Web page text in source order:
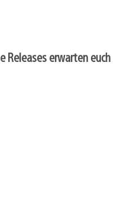
Releases erwarten euch